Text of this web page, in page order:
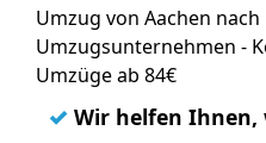
Umzug von Aachen
Umzugsunternehmen -
Umzüge ab 84€
✓ Wir helfen Ihnen,